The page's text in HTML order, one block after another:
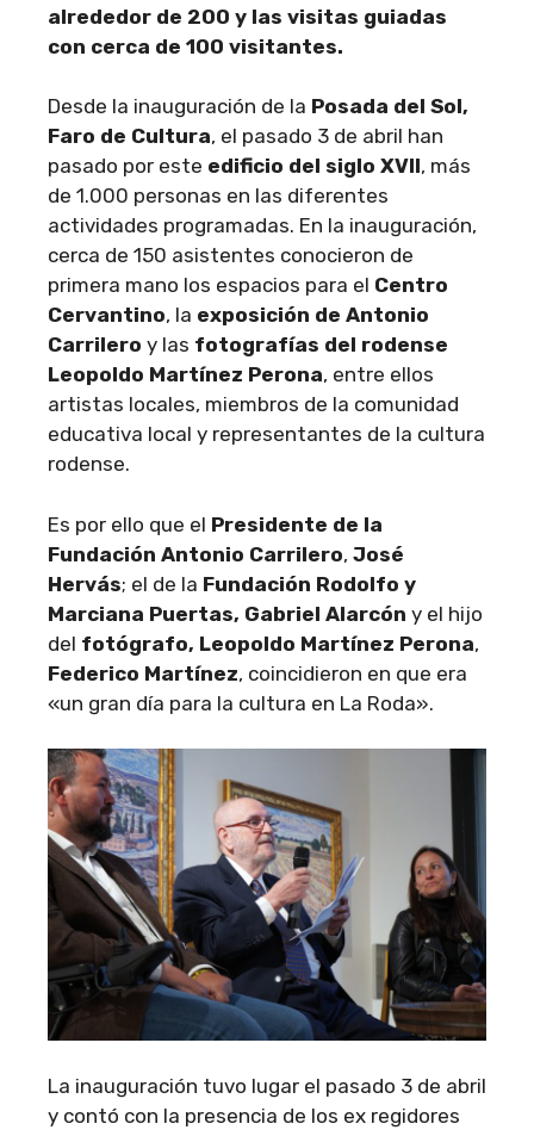
alrededor de 200 y las visitas guiadas
con cerca de 100 visitantes.
Desde la inauguración de la Posada del Sol,
Faro de Cultura, el pasado 3 de abril han
pasado por este edificio del siglo XVII, más
de 1.000 personas en las diferentes
actividades programadas. En la inauguración,
cerca de 150 asistentes conocieron de
primera mano los espacios para el Centro
Cervantino, la exposición de Antonio
Carrilero y las fotografías del rodense
Leopoldo Martínez Perona, entre ellos
artistas locales, miembros de la comunidad
educativa local y representantes de la cultura
rodense.
Es por ello que el Presidente de la
Fundación Antonio Carrilero, José
Hervás; el de la Fundación Rodolfo y
Marciana Puertas, Gabriel Alarcón y el hijo
del fotógrafo, Leopoldo Martínez Perona,
Federico Martínez, coincidieron en que era
«un gran día para la cultura en La Roda».
La inauguración tuvo lugar el pasado 3 de abril
y contó con la presencia de los ex regidores